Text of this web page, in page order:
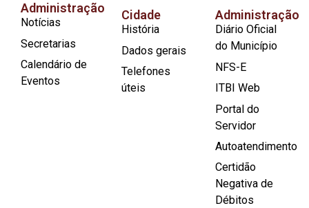
Administração
Notícias
Secretarias
Calendário de
Eventos
Cidade
História
Dados gerais
Telefones
úteis
Administração
Diário Oficial
do Município
NFS-E
ITBI Web
Portal do
Servidor
Autoatendimento
Certidão
Negativa de
Débitos